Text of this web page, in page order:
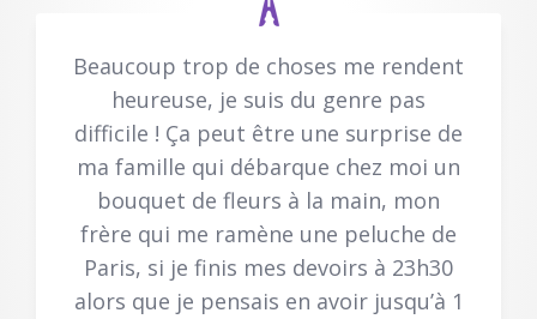
Beaucoup trop de choses me rendent
heureuse, je suis du genre pas
difficile ! Ça peut être une surprise de
ma famille qui débarque chez moi un
bouquet de fleurs à la main, mon
frère qui me ramène une peluche de
Paris, si je finis mes devoirs à 23h30
alors que je pensais en avoir jusqu’à 1